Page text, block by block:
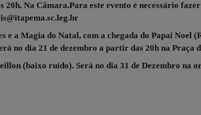
20h. Na Câmara.Para este evento é necessário
e a Magia do Natal, com a chegada do Papai Noel
no dia 21 de dezembro a partir das 20h na Praça
(baixo ruído). Será no dia 31 de Dezembro na